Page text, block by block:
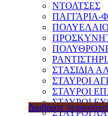
ΝΤΟΛΤΣΕΣ
ΠΑΓΓΑΡΙΑ-
ΣΤΑΣΙΔΙΑ
ΣΤΑΥΡΟΙ
ΣΤΑΥΡΟΙ
ΣΤΑΥΡΟΙ
ΣΤΑΥΡΟΙ
Διαβάστε